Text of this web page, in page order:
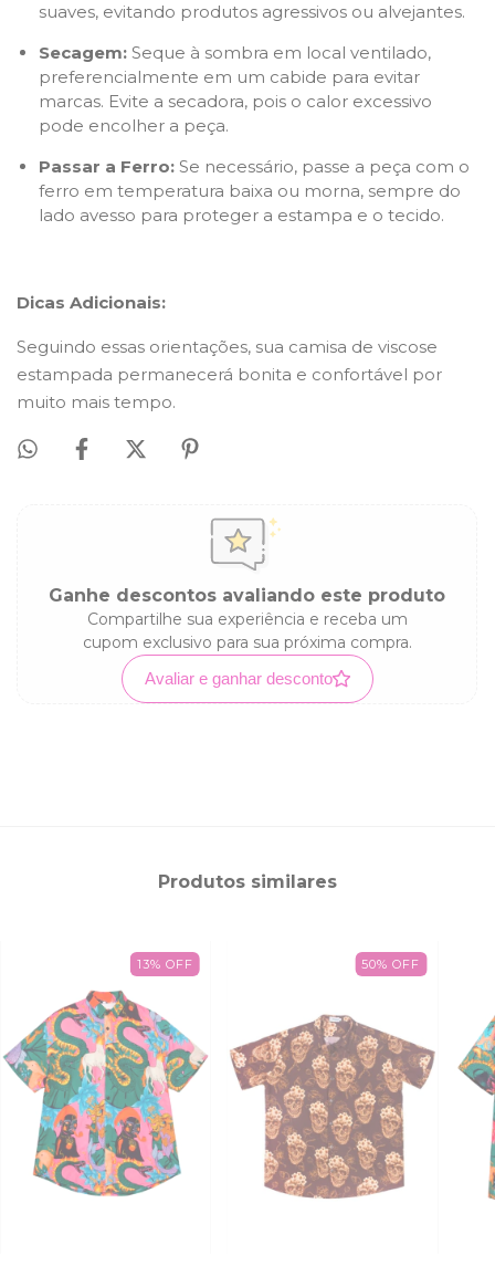
suaves, evitando produtos agressivos ou alvejantes.
Secagem: Seque à sombra em local ventilado,
preferencialmente em um cabide para evitar
marcas. Evite a secadora, pois o calor excessivo
pode encolher a peça.
Passar a Ferro: Se necessário, passe a peça com o
ferro em temperatura baixa ou morna, sempre do
lado avesso para proteger a estampa e o tecido.
Dicas Adicionais:
Seguindo essas orientações, sua camisa de viscose
estampada permanecerá bonita e confortável por
muito mais tempo.
Ganhe descontos avaliando este produto
Compartilhe sua experiência e receba um
cupom exclusivo para sua próxima compra.
Avaliar e ganhar desconto
Produtos similares
13% OFF 50%OFF